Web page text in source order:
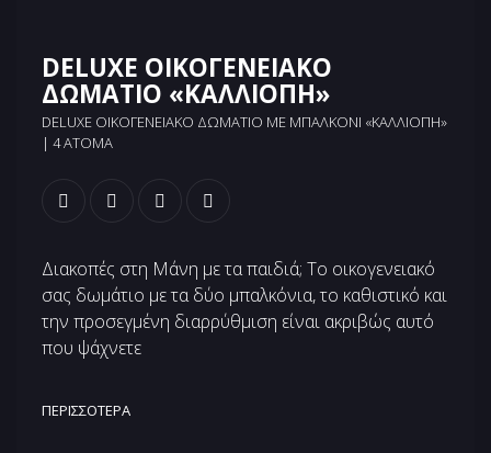
DELUXE ΟΙΚΟΓΕΝΕΙΑΚO
ΔΩΜΑΤΙΟ «ΚΑΛΛΙΟΠΗ»
DELUXE ΟΙΚΟΓΕΝΕΙΑΚΌ ΔΩΜΆΤΙΟ ΜΕ ΜΠΑΛΚΌΝΙ «ΚΑΛΛΙΌΠΗ»
| 4 ΆΤΟΜΑ
Διακοπές στη Μάνη με τα παιδιά; Το οικογενειακό
σας δωμάτιο με τα δύο μπαλκόνια, το καθιστικό και
την προσεγμένη διαρρύθμιση είναι ακριβώς αυτό
που ψάχνετε
ΠΕΡΙΣΣΌΤΕΡΑ